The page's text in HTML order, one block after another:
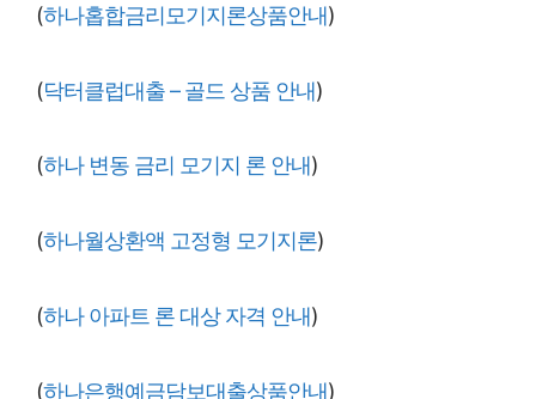
(하나홉합금리모기지론상품안내)
(닥터클럽대출 – 골드 상품 안내)
(하나 변동 금리 모기지 론 안내)
(하나월상환액 고정형 모기지론)
(하나 아파트 론 대상 자격 안내)
(하나은행예금담보대출상품안내)